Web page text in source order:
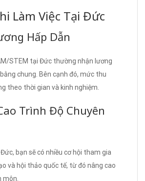
Làm Việc Tại Đức
Hấp Dẫn
STEM tại Đức thường nhận lương
chung. Bên cạnh đó, mức thu
theo thời gian và kinh nghiệm.
Trình Độ Chuyên
bạn sẽ có nhiều cơ hội tham gia
và hội thảo quốc tế, từ đó nâng cao
môn.